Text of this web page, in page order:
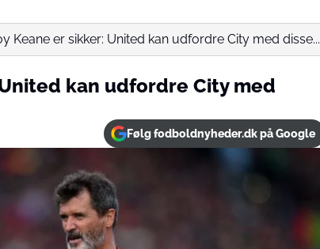
Keane er sikker: United kan udfordre City med disse...
kan udfordre City med
Følg fodboldnyheder.dk på Google